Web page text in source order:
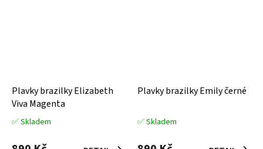
Plavky brazilky Elizabeth
Viva Magenta
Průměrné
produktu
✅ Skladem
Plavky brazilky Emily černé
Průměrné
produktu
✅ Skladem